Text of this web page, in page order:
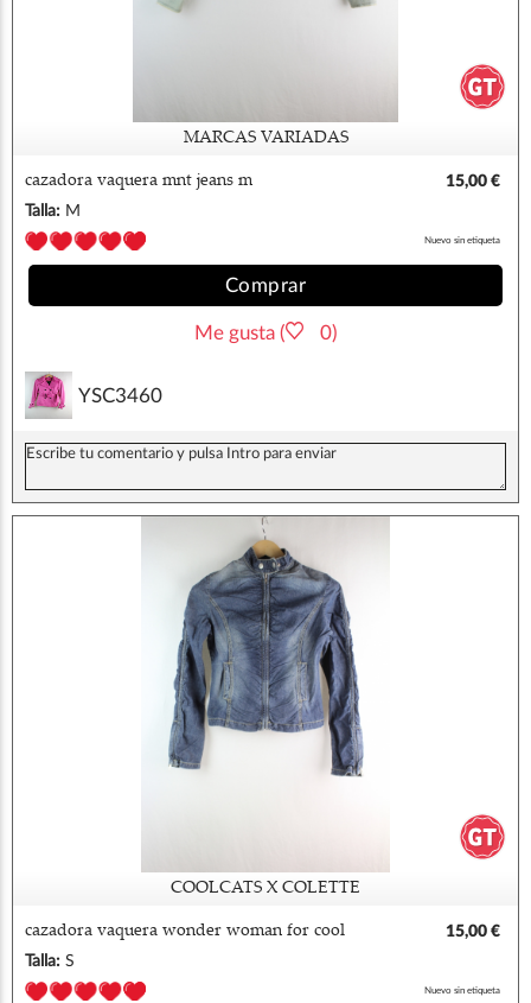
MARCAS VARIADAS
cazadora vaquera mnt jeans m
15,00 €
Talla: M
Nuevo sin etiqueta
Comprar
Me gusta ( 0)
YSC3460
COOLCATS X COLETTE
cazadora vaquera wonder woman for cool
cat s
15,00 €
Talla: S
Nuevo sin etiqueta